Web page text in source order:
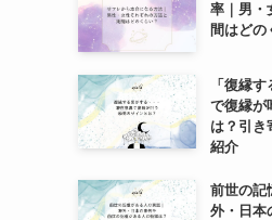
率｜男・
間はどの
「復縁
で復縁が
は？引き
紹介
前世の記
外・日本